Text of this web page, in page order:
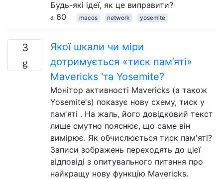
Будь-які ідеї, як це виправити?
60
macos network yosemite
3
Якої шкали чи міри
дотримується «тиск пам’яті»
Mavericks 'та Yosemite?
Монітор активності Mavericks (а також
Yosemite's) показує нову схему, тиск у
пам'яті . На жаль, його довідковий текст
лише смутно пояснює, що саме він
вимірює. Як обчислюється тиск пам'яті?
Записи зображень переходять до цієї
відповіді з опитувального питання про
найкращу нову функцію Mavericks.